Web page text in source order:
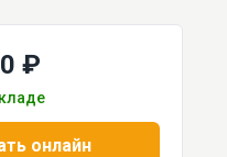
₽
онлайн